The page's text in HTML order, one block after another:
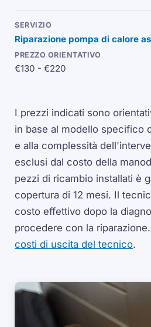
Riparazione pompa di calore
€130 - €220
I prezzi indicati sono
in base al modello specifico
e alla complessità
esclusi dal costo della
pezzi di ricambio installati è
copertura di 12 mesi. Il
costo effettivo dopo la
procedere con la riparazione.
costi di uscita del tecnico.